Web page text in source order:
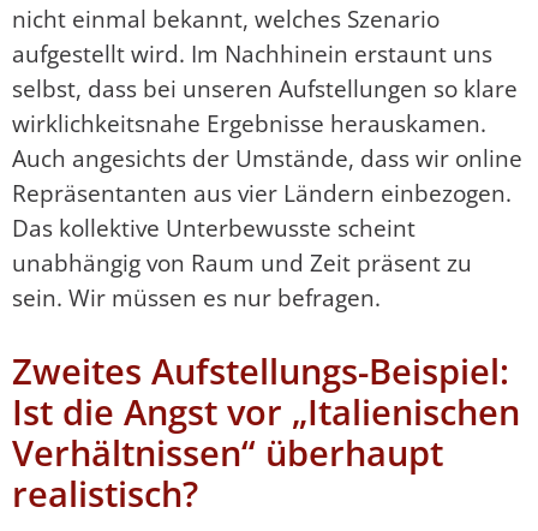
nicht einmal bekannt, welches Szenario
aufgestellt wird. Im Nachhinein erstaunt uns
selbst, dass bei unseren Aufstellungen so klare
wirklichkeitsnahe Ergebnisse herauskamen.
Auch angesichts der Umstände, dass wir online
Repräsentanten aus vier Ländern einbezogen.
Das kollektive Unterbewusste scheint
unabhängig von Raum und Zeit präsent zu
sein. Wir müssen es nur befragen.
Zweites Aufstellungs-Beispiel:
Ist die Angst vor „Italienischen
Verhältnissen“ überhaupt
realistisch?